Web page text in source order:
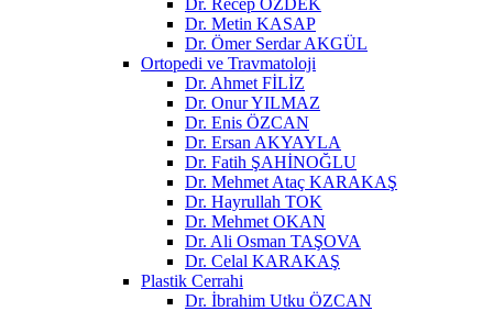
Dr. Metin KASAP
Dr. Ömer Serdar AKGÜL
Ortopedi ve Travmatoloji
Dr. Ahmet FİLİZ
Dr. Onur YILMAZ
Dr. Enis ÖZCAN
Dr. Ersan AKYAYLA
Dr. Fatih ŞAHİNOĞLU
Dr. Mehmet Ataç KARAKAŞ
Dr. Hayrullah TOK
Dr. Mehmet OKAN
Dr. Ali Osman TAŞOVA
Dr. Celal KARAKAŞ
Plastik Cerrahi
Dr. İbrahim Utku ÖZCAN